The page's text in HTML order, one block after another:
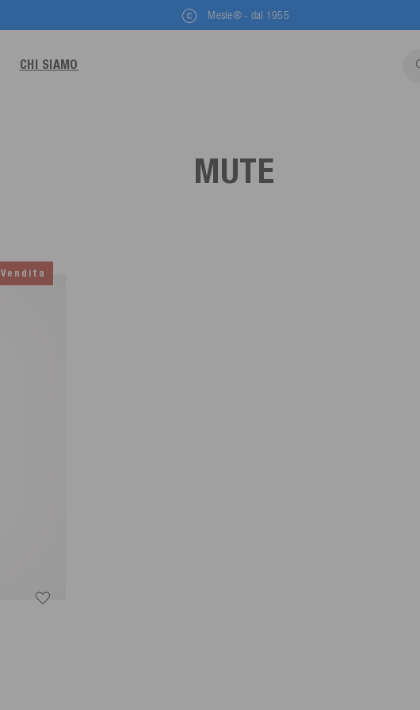
Mesle® - dal 1955
CHI SIAMO
MUTE
Vendita